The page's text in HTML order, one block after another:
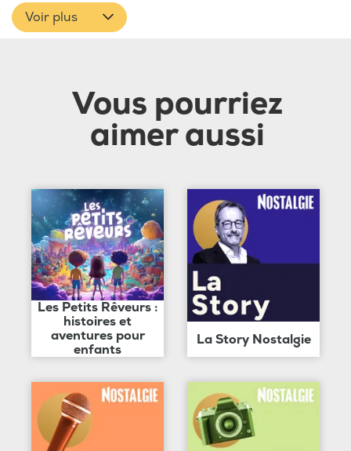
Voir plus
Vous pourriez
aimer aussi
Les Petits Rêveurs :
histoires et
aventures pour
enfants
La Story Nostalgie